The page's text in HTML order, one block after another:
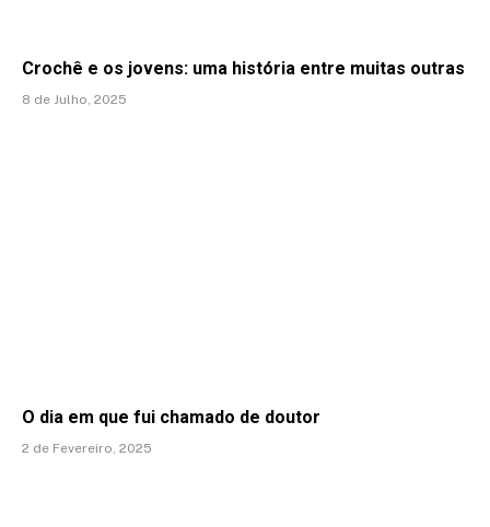
Crochê e os jovens: uma história entre muitas outras
8 de Julho, 2025
O dia em que fui chamado de doutor
2 de Fevereiro, 2025